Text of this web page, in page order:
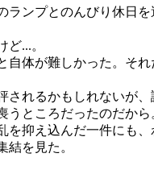
ンプとのんびり休日
...。
体が難しかった。そ
れるかもしれないが、
ところだったのだから
抑え込んだ一件にも
を見た。